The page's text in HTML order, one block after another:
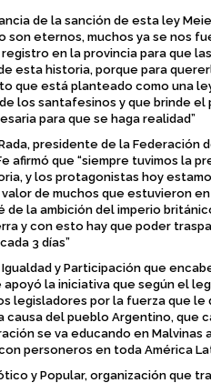
de la sanción de esta ley
son eternos, muchos ya se nos
en la provincia para que
esta historia, porque para
que está planteado como una
los santafesinos y que brinde el
para que se haga realidad”
presidente de la Federación
afirmó que “siempre tuvimos la
y los protagonistas hoy
de muchos que estuvieron
de la ambición del imperio
y con esto hay que poder
3 días”
y Participación que
apoyó la iniciativa que según el
legisladores por la fuerza que le
causa del pueblo Argentino, que
se va educando en Malvinas
personeros en toda América
y Popular, organización que